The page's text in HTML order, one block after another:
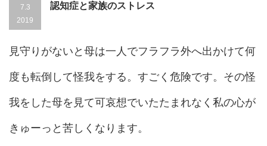
7.3
2019
認知症と家族のストレス
見守りがないと母は一人でフラフラ外へ出かけて何
度も転倒して怪我をする。すごく危険です。その怪
我をした母を見て可哀想でいたたまれなく私の心が
きゅーっと苦しくなります。